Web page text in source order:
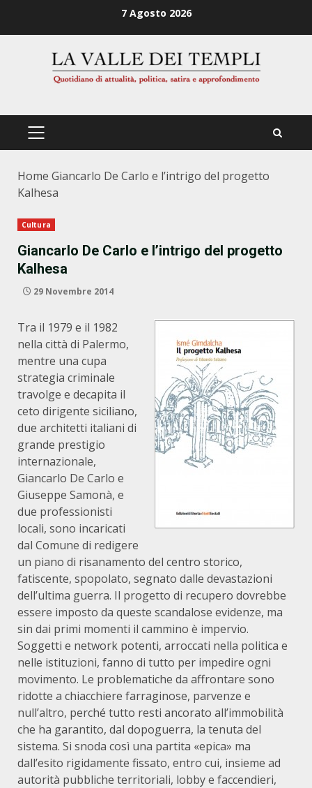
7 Agosto 2026
PRIMÄRES
Home Giancarlo De Carlo e l’intrigo del progetto
Kalhesa
Cultura
Giancarlo De Carlo e l’intrigo del progetto
Kalhesa
29 Novembre 2014
Tra il 1979 e il 1982
nella città di Palermo,
mentre una cupa
strategia criminale
travolge e decapita il
ceto dirigente siciliano,
due architetti italiani di
grande prestigio
internazionale,
Giancarlo De Carlo e
Giuseppe Samonà, e
due professionisti
locali, sono incaricati
dal Comune di redigere
un piano di risanamento del centro storico,
fatiscente, spopolato, segnato dalle devastazioni
dell’ultima guerra. Il progetto di recupero dovrebbe
essere imposto da queste scandalose evidenze, ma
sin dai primi momenti il cammino è impervio.
Soggetti e network potenti, arroccati nella politica e
nelle istituzioni, fanno di tutto per impedire ogni
movimento. Le problematiche da affrontare sono
ridotte a chiacchiere farraginose, parvenze e
null’altro, perché tutto resti ancorato all’immobilità
che ha garantito, dal dopoguerra, la tenuta del
sistema. Si snoda così una partita «epica» ma
dall’esito rigidamente fissato, entro cui, insieme ad
autorità pubbliche territoriali, lobby e faccendieri,